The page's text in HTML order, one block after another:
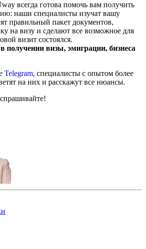
всегда готова помочь вам получить
наши специалисты изучат вашу
правильный пакет документов,
на визу и сделают все возможное для
визит состоялся.
получении визы, эмиграции, бизнеса
Telegram, специалисты с опытом более
на них и расскажут все нюансы.